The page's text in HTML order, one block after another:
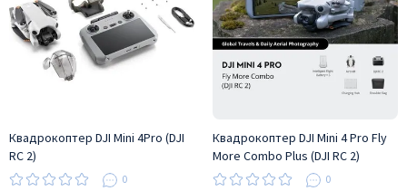
Квадрокоптер DJI Mini 4Pro (DJI
RC 2)
0
Квадрокоптер DJI Mini 4 Pro Fly
More Combo Plus (DJI RC 2)
0